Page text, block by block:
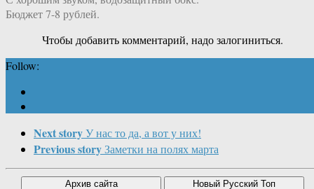
Бюджет 7-8 рублей.
Чтобы добавить комментарий, надо залогиниться.
Follow:
Next storyУ нас то да, а вот у них!
Previous storyЗаметки на полях марта